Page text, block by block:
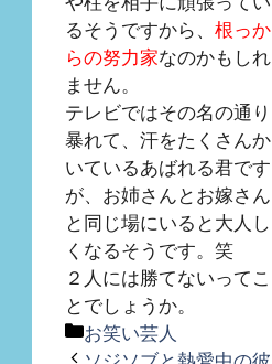
るそうですから、 根っか
らの努力家なのかもしれ
ません。
テレビではその名の通り
暴れて、汗をたくさんか
いているあばれる君です
が、お姉さんとお嫁さん
と同じ場にいると大人し
くなるそうです。笑
２人には勝てないってこ
とでしょうか。
カ
テ
お笑い芸人